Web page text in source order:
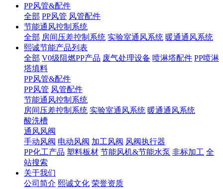
PP风管&配件
全部 PP风管 风管配件
节能通风控制系统
全部 房间压差控制系统 实验室通风系统 暖通通风系统
熙诚节能产品列表
全部 V0级阻燃PP产品 废气处理设备 喷淋塔配件 PP喷淋
塔填料
PP风管&配件
PP风管 风管配件
节能通风控制系统
房间压差控制系统 实验室通风系统 暖通通风系统
酸洗槽
通风风阀
手动风阀 电动风阀 加工风阀 风阀执行器
PP化工产品 塑料板材 节能风机&节能水泵 非标加工 全
站搜索
关于我们
公司简介 熙诚文化 荣誉资质